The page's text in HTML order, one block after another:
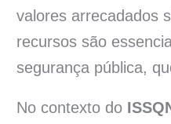
valores arrecadados
recursos são
segurança pública,
No contexto do